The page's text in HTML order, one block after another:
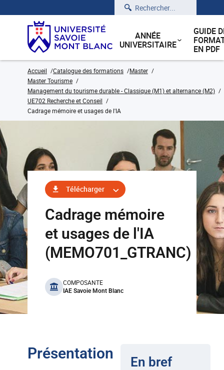
Rechercher
ANNÉE
UNIVERSITAIRE
GUIDE
EN PDF
Accueil Catalogue des formations
Master
Master Tourisme
Management du tourisme durable - Classique (M1) et alternance (M2)
UE702 Recherche et Conseil
Cadrage mémoire et usages de l'IA
Télécharger
Cadrage mémoire
et usages de l'IA
(MEMO701_GTRANC)
benefits
COMPOSANTE
IAE Savoie Mont Blanc
Présentation En bref